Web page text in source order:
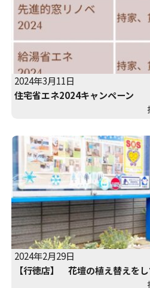
2024年3月11日
住宅省エネ2024キャンペーン
2024年2月29日
【行徳店】 花壇の植え替えを